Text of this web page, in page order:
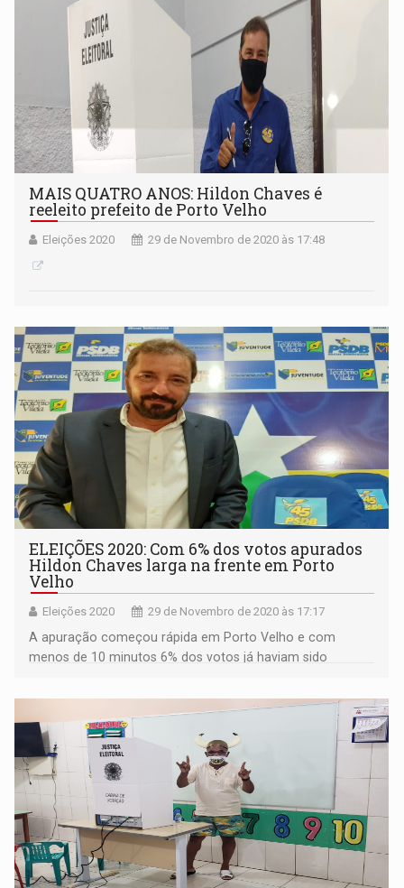
MAIS QUATRO ANOS: Hildon Chaves é
reeleito prefeito de Porto Velho
Eleições 2020 29 de Novembro de 2020 às 17:48
ELEIÇÕES 2020: Com 6% dos votos apurados
Hildon Chaves larga na frente em Porto
Velho
Eleições 2020 29 de Novembro de 2020 às 17:17
A apuração começou rápida em Porto Velho e com
menos de 10 minutos 6% dos votos já haviam sido